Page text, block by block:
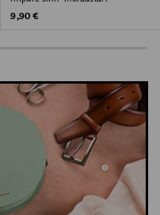
Original Price
9,90 €